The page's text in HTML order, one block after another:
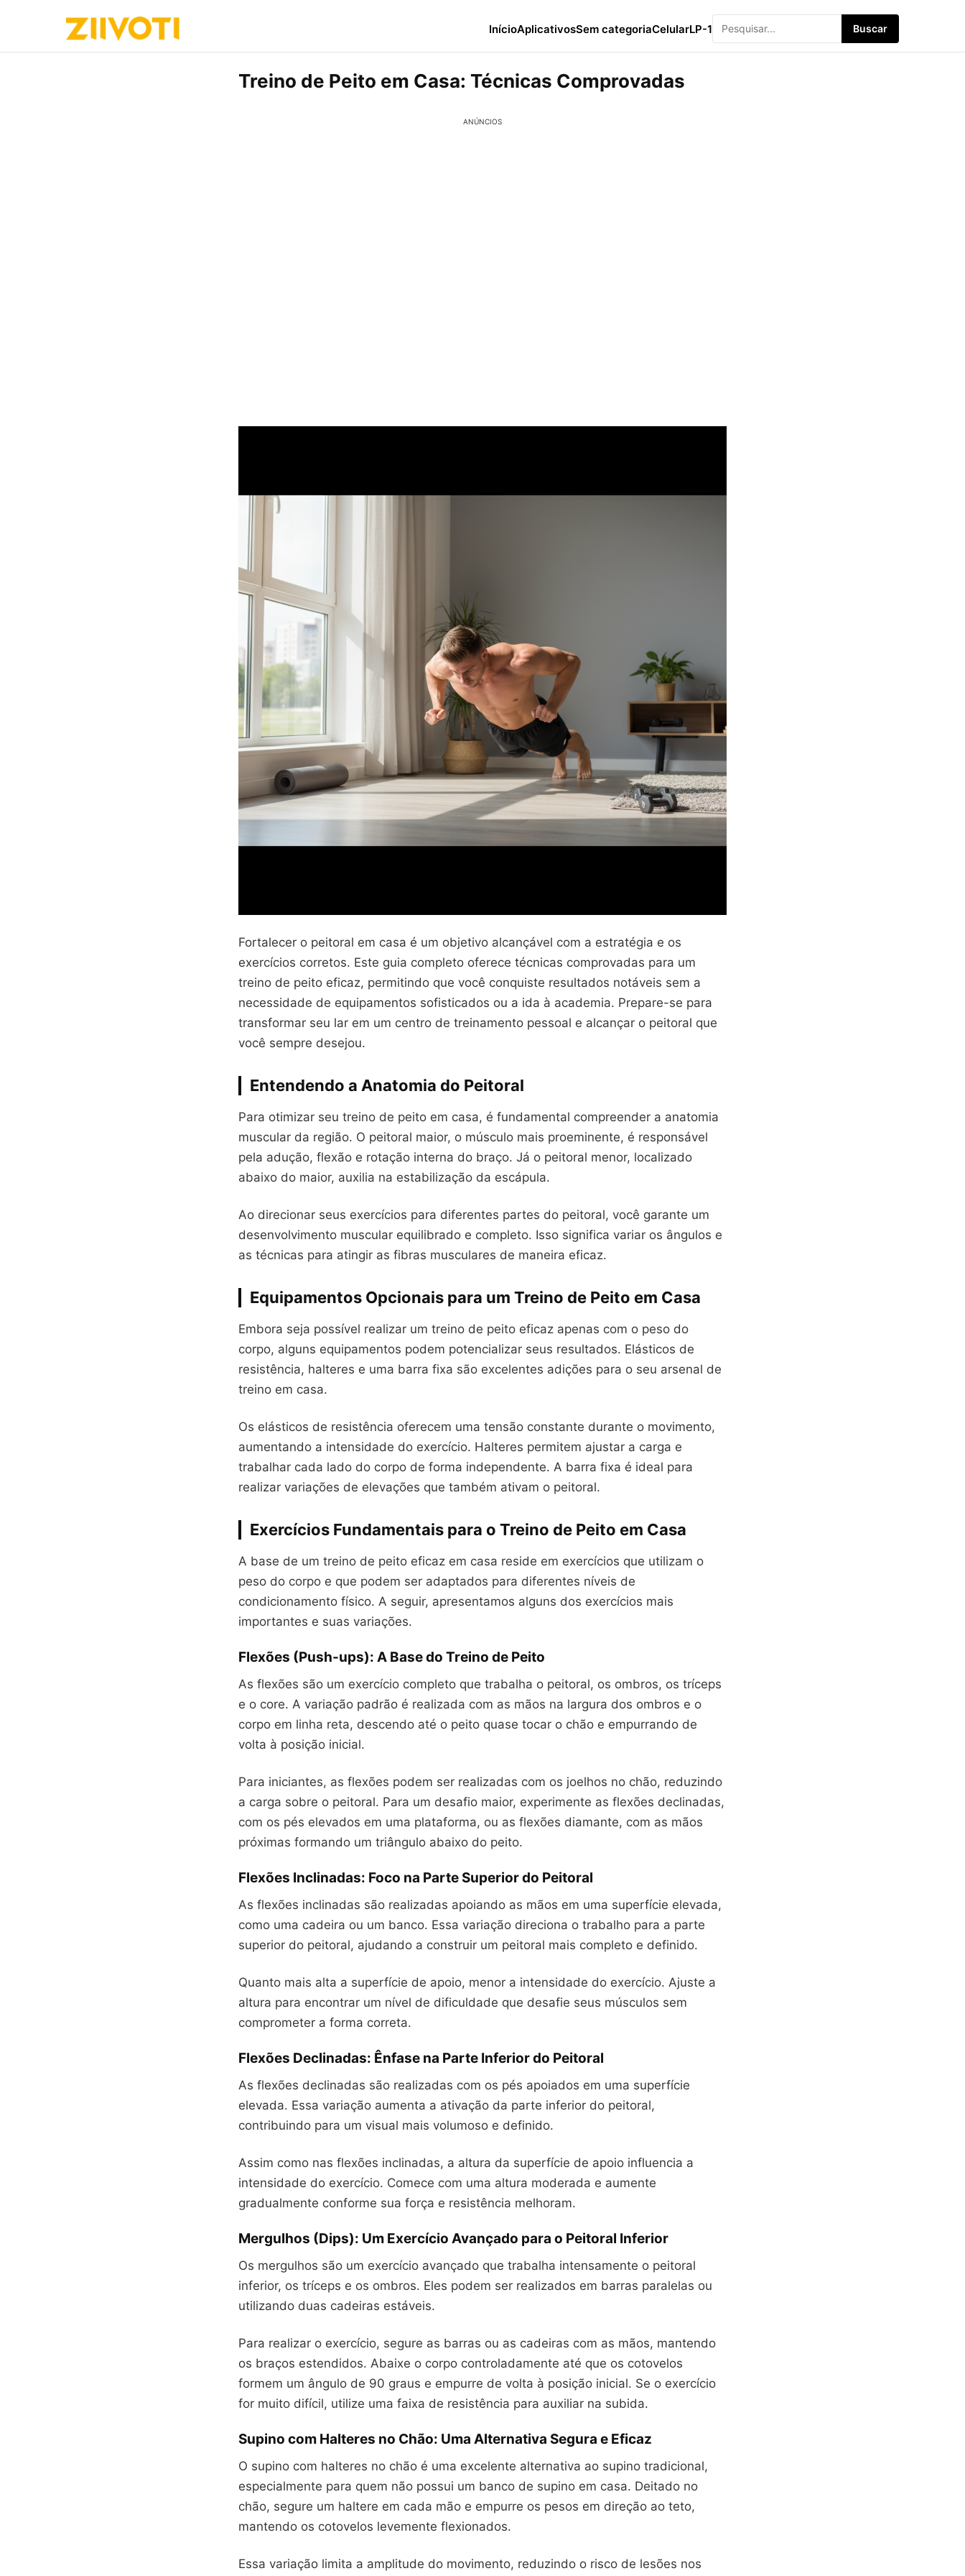
InícioAplicativosSem categoriaCelularLP-1 Buscar
Treino de Peito em Casa: Técnicas Comprovadas
ANÚNCIOS
Fortalecer o peitoral em casa é um objetivo alcançável com a estratégia e os
exercícios corretos. Este guia completo oferece técnicas comprovadas para um
treino de peito eficaz, permitindo que você conquiste resultados notáveis sem a
necessidade de equipamentos sofisticados ou a ida à academia. Prepare-se para
transformar seu lar em um centro de treinamento pessoal e alcançar o peitoral que
você sempre desejou.
Entendendo a Anatomia do Peitoral
Para otimizar seu treino de peito em casa, é fundamental compreender a anatomia
muscular da região. O peitoral maior, o músculo mais proeminente, é responsável
pela adução, flexão e rotação interna do braço. Já o peitoral menor, localizado
abaixo do maior, auxilia na estabilização da escápula.
Ao direcionar seus exercícios para diferentes partes do peitoral, você garante um
desenvolvimento muscular equilibrado e completo. Isso significa variar os ângulos e
as técnicas para atingir as fibras musculares de maneira eficaz.
Equipamentos Opcionais para um Treino de Peito em Casa
Embora seja possível realizar um treino de peito eficaz apenas com o peso do
corpo, alguns equipamentos podem potencializar seus resultados. Elásticos de
resistência, halteres e uma barra fixa são excelentes adições para o seu arsenal de
treino em casa.
Os elásticos de resistência oferecem uma tensão constante durante o movimento,
aumentando a intensidade do exercício. Halteres permitem ajustar a carga e
trabalhar cada lado do corpo de forma independente. A barra fixa é ideal para
realizar variações de elevações que também ativam o peitoral.
Exercícios Fundamentais para o Treino de Peito em Casa
A base de um treino de peito eficaz em casa reside em exercícios que utilizam o
peso do corpo e que podem ser adaptados para diferentes níveis de
condicionamento físico. A seguir, apresentamos alguns dos exercícios mais
importantes e suas variações.
Flexões (Push-ups): A Base do Treino de Peito
As flexões são um exercício completo que trabalha o peitoral, os ombros, os tríceps
e o core. A variação padrão é realizada com as mãos na largura dos ombros e o
corpo em linha reta, descendo até o peito quase tocar o chão e empurrando de
volta à posição inicial.
Para iniciantes, as flexões podem ser realizadas com os joelhos no chão, reduzindo
a carga sobre o peitoral. Para um desafio maior, experimente as flexões declinadas,
com os pés elevados em uma plataforma, ou as flexões diamante, com as mãos
próximas formando um triângulo abaixo do peito.
Flexões Inclinadas: Foco na Parte Superior do Peitoral
As flexões inclinadas são realizadas apoiando as mãos em uma superfície elevada,
como uma cadeira ou um banco. Essa variação direciona o trabalho para a parte
superior do peitoral, ajudando a construir um peitoral mais completo e definido.
Quanto mais alta a superfície de apoio, menor a intensidade do exercício. Ajuste a
altura para encontrar um nível de dificuldade que desafie seus músculos sem
comprometer a forma correta.
Flexões Declinadas: Ênfase na Parte Inferior do Peitoral
As flexões declinadas são realizadas com os pés apoiados em uma superfície
elevada. Essa variação aumenta a ativação da parte inferior do peitoral,
contribuindo para um visual mais volumoso e definido.
Assim como nas flexões inclinadas, a altura da superfície de apoio influencia a
intensidade do exercício. Comece com uma altura moderada e aumente
gradualmente conforme sua força e resistência melhoram.
Mergulhos (Dips): Um Exercício Avançado para o Peitoral Inferior
Os mergulhos são um exercício avançado que trabalha intensamente o peitoral
inferior, os tríceps e os ombros. Eles podem ser realizados em barras paralelas ou
utilizando duas cadeiras estáveis.
Para realizar o exercício, segure as barras ou as cadeiras com as mãos, mantendo
os braços estendidos. Abaixe o corpo controladamente até que os cotovelos
formem um ângulo de 90 graus e empurre de volta à posição inicial. Se o exercício
for muito difícil, utilize uma faixa de resistência para auxiliar na subida.
Supino com Halteres no Chão: Uma Alternativa Segura e Eficaz
O supino com halteres no chão é uma excelente alternativa ao supino tradicional,
especialmente para quem não possui um banco de supino em casa. Deitado no
chão, segure um haltere em cada mão e empurre os pesos em direção ao teto,
mantendo os cotovelos levemente flexionados.
Essa variação limita a amplitude do movimento, reduzindo o risco de lesões nos